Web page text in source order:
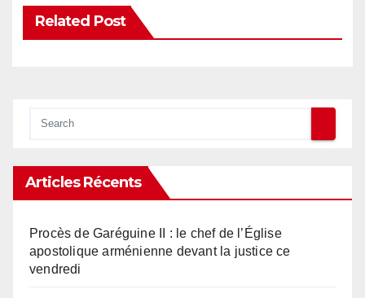
Related Post
Articles Récents
Procès de Garéguine II : le chef de l’Église
apostolique arménienne devant la justice ce
vendredi